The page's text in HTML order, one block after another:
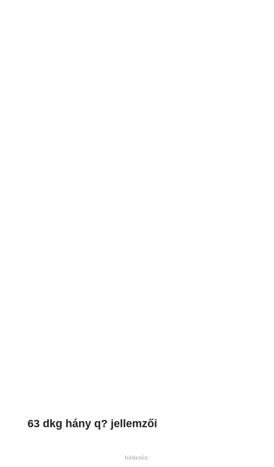
63 dkg hány q? jellemzői
hirdetés: